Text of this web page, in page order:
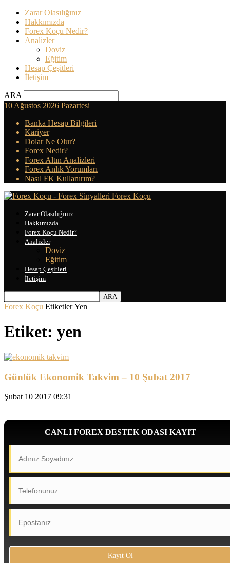
Zarar Olasılığınız
Hakkımızda
Forex Koçu Nedir?
Analizler
Doviz
Eğitim
Hesap Çeşitleri
İletişim
ARA
10 Ağustos 2026 Pazartesi
Banka Hesap Bilgileri
Kariyer
Dolar Ne Olur?
Forex Nedir?
Forex Altın Analizleri
Forex Anlık Yorumları
Nasıl FK Kullanırım?
Forex Koçu
Zarar Olasılığınız
Hakkımızda
Forex Koçu Nedir?
Analizler
Doviz
Eğitim
Hesap Çeşitleri
İletişim
Forex Koçu Etiketler Yen
Etiket: yen
Günlük Ekonomik Takvim – 10 Şubat 2017
Şubat 10 2017 09:31
CANLI FOREX DESTEK ODASI KAYIT